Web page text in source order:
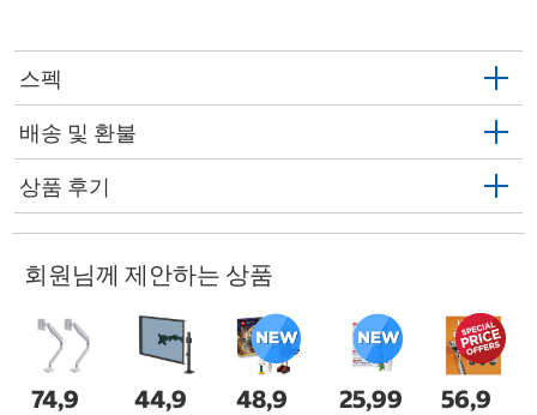
스펙
배송 및 환불
상품 후기
회원님께 제안하는 상품
74,9
44,9
48,9
25,99
56,9